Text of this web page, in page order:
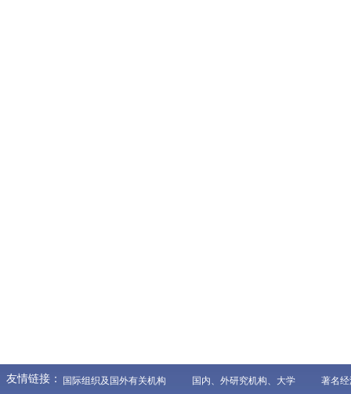
友情链接： 国际组织及国外有关机构 国内、外研究机构、大学 著名